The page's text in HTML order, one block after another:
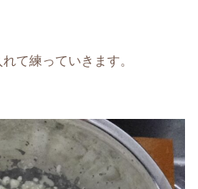
て練っていきます。